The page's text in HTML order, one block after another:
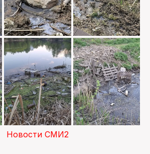
Новости СМИ2